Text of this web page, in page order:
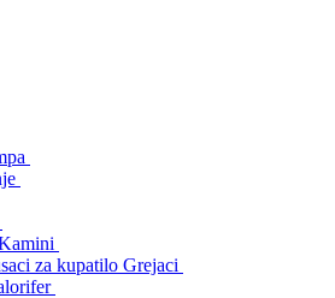
za kupatilo Grejaci